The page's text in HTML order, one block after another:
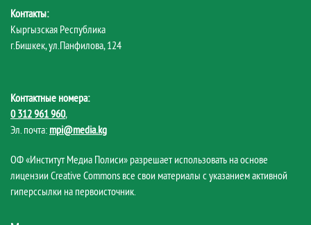
Контакты:
Кыргызская Республика
г.Бишкек, ул.Панфилова, 124
Контактные номера:
0 312 961 960,
Эл. почта: mpi@media.kg
ОФ «Институт Медиа Полиси» разрешает использовать на основе
лицензии Creative Commons все свои материалы с указанием активной
гиперссылки на первоисточник.